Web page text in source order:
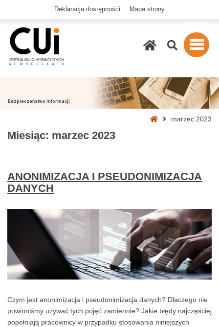
Deklaracja dostępności Mapa strony
Szukaj
Bezpieczeństwo informacji
Stronamarzec 2023
Miesiąc: marzec 2023
ANONIMIZACJA I PSEUDONIMIZACJA
DANYCH
Czym jest anonimizacja i pseudonimizacja danych? Dlaczego nie
powinniśmy używać tych pojęć zamiennie? Jakie błędy najczęściej
popełniają pracownicy w przypadku stosowania niniejszych